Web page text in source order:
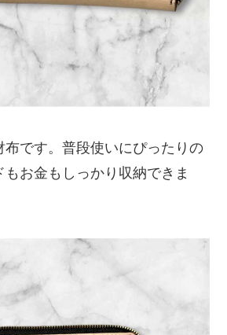
布です。普段使いにぴったりの
お金もしっかり収納できま